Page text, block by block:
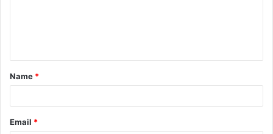
Name *
Email *